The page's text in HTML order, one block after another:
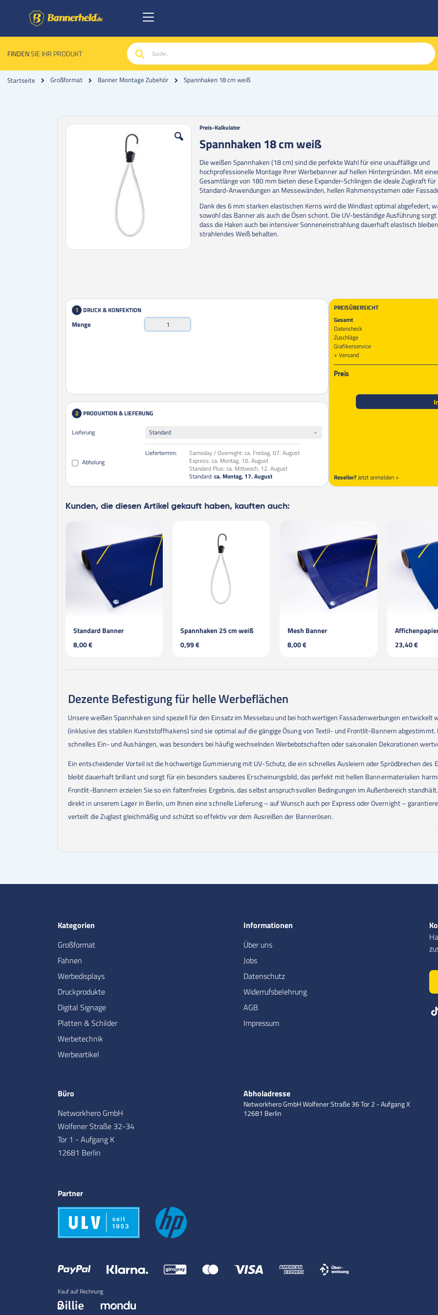
FINDENSIE IHR PRODUKT
Suche
Startseite Großformat Banner Montage Zubehör Spannhaken 18 cm weiß
Zum
Zum
der
springen
Preis-Kalkulator
Spannhaken 18 cm weiß
Die weißen Spannhaken (18 cm) sind die perfekte Wahl für eine unauffällige und
hochprofessionelle Montage Ihrer Werbebanner auf hellen Hintergründen. Mit
Gesamtlänge von 180 mm bieten diese Expander-Schlingen die ideale Zugkraft für
Standard-Anwendungen an Messewänden, hellen Rahmensystemen oder
Dank des 6 mm starken elastischen Kerns wird die Windlast optimal abgefedert,
sowohl das Banner als auch die Ösen schont. Die UV-beständige Ausführung sorgt
dass die Haken auch bei intensiver Sonneneinstrahlung dauerhaft elastisch
strahlendes Weiß behalten.
1 DRUCK & KONFEKTION
Menge
2 PRODUKTION & LIEFERUNG
Lieferung Standard
Abholung
Liefertermin: Sameday / Overnight: ca. Freitag, 07. August
Express: ca. Montag, 10. August
Standard Plus: ca. Mittwoch, 12. August
Standard: ca. Montag, 17. August
PREISÜBERSICHT
Gesamt
Datencheck
Zuschläge
Grafikerservice
Versand
Preis
Reseller? Jetzt anmelden >
Kunden, die diesen Artikel gekauft haben, kauften auch:
Spannhaken 25 cm weiß
0,99 €
Mesh Banner
8,00 €
Affichenpapier (Blueback)
23,40 €
28,00 €
Dezente Befestigung für helle Werbeflächen
Unsere weißen Spannhaken sind speziell für den Einsatz im Messebau und bei hochwertigen Fassadenwerbungen
(inklusive des stabilen Kunststoffhakens) sind sie optimal auf die gängige Ösung von Textil- und Frontlit-Bannern
schnelles Ein- und Aushängen, was besonders bei häufig wechselnden Werbebotschaften oder saisonalen Dekorationen
Ein entscheidender Vorteil ist die hochwertige Gummierung mit UV-Schutz, die ein schnelles Ausleiern oder Sprödbrechen des
bleibt dauerhaft brillant und sorgt für ein besonders sauberes Erscheinungsbild, das perfekt mit hellen Bannermaterialien
Frontlit-Bannern erzielen Sie so ein faltenfreies Ergebnis, das selbst anspruchsvollen Bedingungen im Außenbereich
direkt in unserem Lager in Berlin, um Ihnen eine schnelle Lieferung – auf Wunsch auch per Express oder Overnight –
verteilt die Zuglast gleichmäßig und schützt so effektiv vor dem Ausreißen der Bannerösen.
Kategorien
Großformat
Fahnen
Werbedisplays
Druckprodukte
Digital Signage
Platten & Schilder
Werbetechnik
Werbeartikel
Informationen
Über uns
Jobs
Datenschutz
Widerrufsbelehrung
AGB
Impressum
Büro
Networkhero GmbH
Wolfener Straße 32-34
Tor 1 - Aufgang K
12681 Berlin
Abholadresse
Networkhero GmbHWolfener Straße 36Tor 2 - Aufgang X
12681 Berlin
Partner
Kauf auf Rechnung